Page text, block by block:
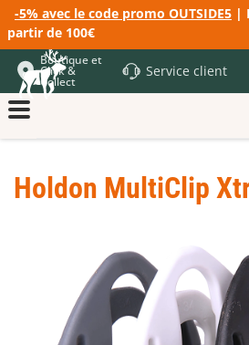
-5% avec le code promo OUTSIDE5 |
partir de 100€
Boutique et
Click &
Collect
Service client
Holdon MultiClip